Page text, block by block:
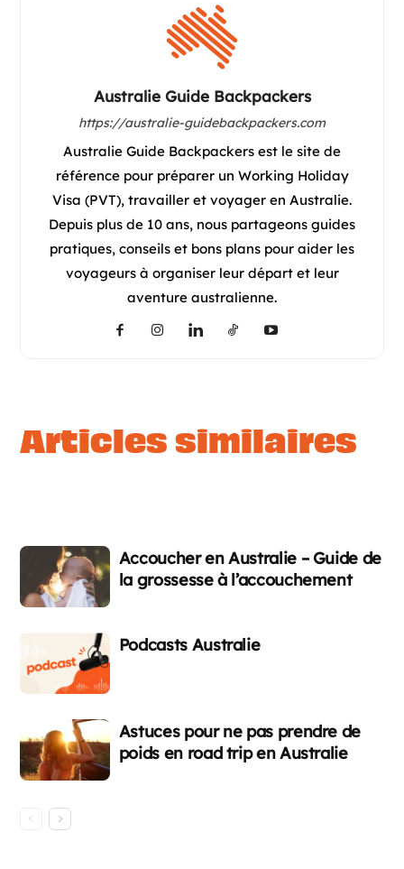
Australie Guide Backpackers
https://australie-guidebackpackers.com
Australie Guide Backpackers est le site de
référence pour préparer un Working Holiday
Visa (PVT), travailler et voyager en Australie.
Depuis plus de 10 ans, nous partageons guides
pratiques, conseils et bons plans pour aider les
voyageurs à organiser leur départ et leur
aventure australienne.
articles similaires
Accoucher en Australie – Guide de
la grossesse à l’accouchement
Podcasts Australie
Astuces pour ne pas prendre de
poids en road trip en Australie